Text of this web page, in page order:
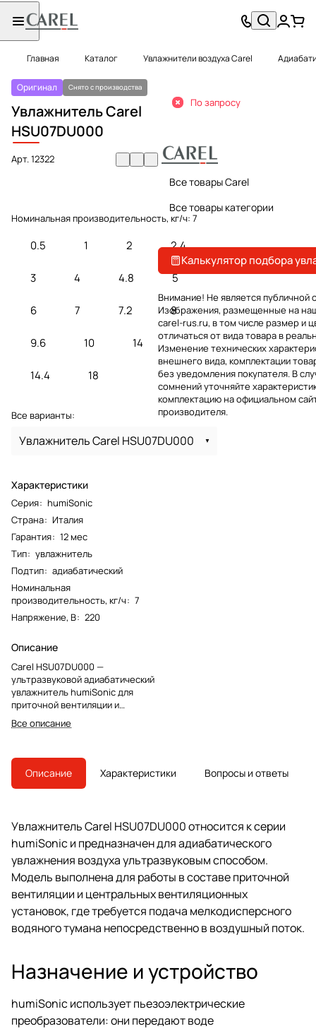
Главная Каталог Увлажнители воздуха Carel
Оригинал Снято с производства
Увлажнитель Carel
HSU07DU000
Арт.12322
Номинальная производительность, кг/ч: 7
0.5 1 2 2.4
3 4 4.8 5
6 7 7.2 8
9.6 10 14
14.4 18
Все варианты:
Увлажнитель Carel HSU07DU000
Характеристики
Серия: humiSonic
Страна: Италия
Гарантия: 12 мес
Тип: увлажнитель
Подтип: адиабатический
Номинальная
производительность, кг/ч: 7
Напряжение, В: 220
Описание
Carel HSU07DU000 —
ультразвуковой адиабатический
увлажнитель humiSonic для
приточной вентиляции и
канальных установок. Модель
снята с производства, преемник
Все описание
По запросу
Все товары Carel
Все товары категории
Калькулятор подбора
Внимание! Не является публичной
Изображения, размещенные на
carel-rus.ru, в том числе размер и
отличаться от вида товара в
Изменение технических
внешнего вида, комплектации
без уведомления покупателя. В
сомнений уточняйте
комплектацию на официальном
производителя.
Описание Характеристики Вопросы и ответы
Увлажнитель Carel HSU07DU000 относится к серии
humiSonic и предназначен для адиабатического
увлажнения воздуха ультразвуковым способом.
Модель выполнена для работы в составе приточной
вентиляции и центральных вентиляционных
установок, где требуется подача мелкодисперсного
водяного тумана непосредственно в воздушный поток.
Назначение и устройство
humiSonic использует пьезоэлектрические
преобразователи: они передают воде